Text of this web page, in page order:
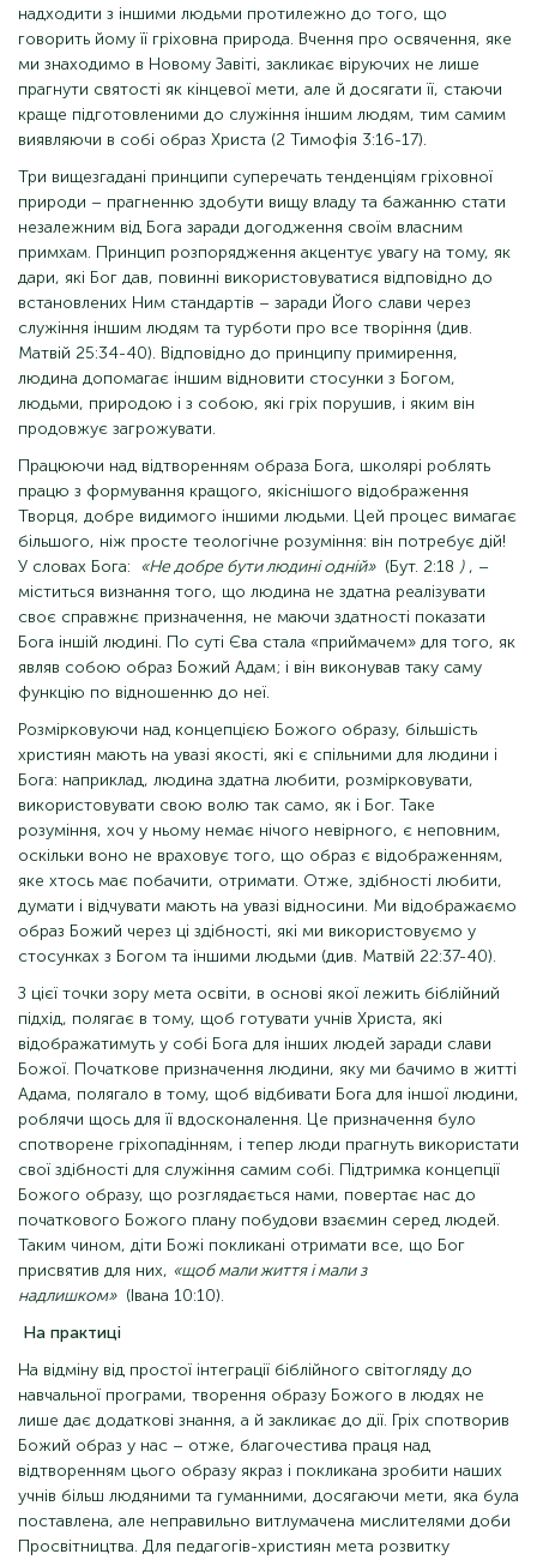
надходити з іншими людьми протилежно до того, що
говорить йому її гріховна природа. Вчення про освячення, яке
ми знаходимо в Новому Завіті, закликає віруючих не лише
прагнути святості як кінцевої мети, але й досягати її, стаючи
краще підготовленими до служіння іншим людям, тим самим
виявляючи в собі образ Христа (2 Тимофія 3:16-17).
Три вищезгадані принципи суперечать тенденціям гріховної
природи – прагненню здобути вищу владу та бажанню стати
незалежним від Бога заради догодження своїм власним
примхам. Принцип розпорядження акцентує увагу на тому, як
дари, які Бог дав, повинні використовуватися відповідно до
встановлених Ним стандартів – заради Його слави через
служіння іншим людям та турботи про все творіння (див.
Матвій 25:34-40). Відповідно до принципу примирення,
людина допомагає іншим відновити стосунки з Богом,
людьми, природою і з собою, які гріх порушив, і яким він
продовжує загрожувати.
Працюючи над відтворенням образа Бога, школярі роблять
працю з формування кращого, якіснішого відображення
Творця, добре видимого іншими людьми. Цей процес вимагає
більшого, ніж просте теологічне розуміння: він потребує дій!
У словах Бога: «Не добре бути людині одній»(Бут. 2:18 ), –
міститься визнання того, що людина не здатна реалізувати
своє справжнє призначення, не маючи здатності показати
Бога іншій людині. По суті Єва стала «приймачем» для того, як
являв собою образ Божий Адам; і він виконував таку саму
функцію по відношенню до неї.
Розмірковуючи над концепцією Божого образу, більшість
християн мають на увазі якості, які є спільними для людини і
Бога: наприклад, людина здатна любити, розмірковувати,
використовувати свою волю так само, як і Бог. Таке
розуміння, хоч у ньому немає нічого невірного, є неповним,
оскільки воно не враховує того, що образ є відображенням,
яке хтось має побачити, отримати. Отже, здібності любити,
думати і відчувати мають на увазі відносини. Ми відображаємо
образ Божий через ці здібності, які ми використовуємо у
стосунках з Богом та іншими людьми (див. Матвій 22:37-40).
З цієї точки зору мета освіти, в основі якої лежить біблійний
підхід, полягає в тому, щоб готувати учнів Христа, які
відображатимуть у собі Бога для інших людей заради слави
Божої. Початкове призначення людини, яку ми бачимо в житті
Адама, полягало в тому, щоб відбивати Бога для іншої людини,
роблячи щось для її вдосконалення. Це призначення було
спотворене гріхопадінням, і тепер люди прагнуть використати
свої здібності для служіння самим собі. Підтримка концепції
Божого образу, що розглядається нами, повертає нас до
початкового Божого плану побудови взаємин серед людей.
Таким чином, діти Божі покликані отримати все, що Бог
присвятив для них, «щоб мали життя і мали з
надлишком»(Івана 10:10).
На практиці
На відміну від простої інтеграції біблійного світогляду до
навчальної програми, творення образу Божого в людях не
лише дає додаткові знання, а й закликає до дії. Гріх спотворив
Божий образ у нас – отже, благочестива праця над
відтворенням цього образу якраз і покликана зробити наших
учнів більш людяними та гуманними, досягаючи мети, яка була
поставлена, але неправильно витлумачена мислителями доби
Просвітництва. Для педагогів-християн мета розвитку